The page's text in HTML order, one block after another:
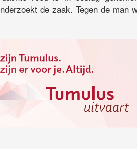
de zaak. Tegen de man